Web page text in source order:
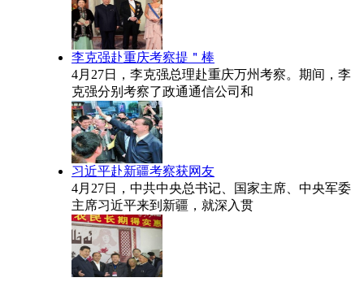
李克强赴重庆考察提＂棒
4月27日，李克强总理赴重庆万州考察。期间，李
克强分别考察了政通通信公司和
习近平赴新疆考察获网友
4月27日，中共中央总书记、国家主席、中央军委
主席习近平来到新疆，就深入贯